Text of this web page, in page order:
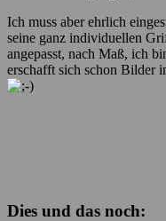
Ich muss aber ehrlich
seine ganz individuellen
angepasst, nach Maß, ich
erschafft sich schon Bilder
Dies und das noch: